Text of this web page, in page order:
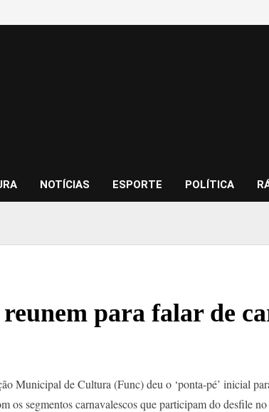
NOTÍCIAS ESPORTE POLÍTICA
para falar de
Municipal de Cultura (Func) deu o ‘ponta-pé’ inicial
os segmentos carnavalescos que participam do desfile